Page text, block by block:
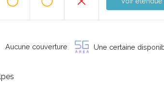
Aucune couverture Une certaine